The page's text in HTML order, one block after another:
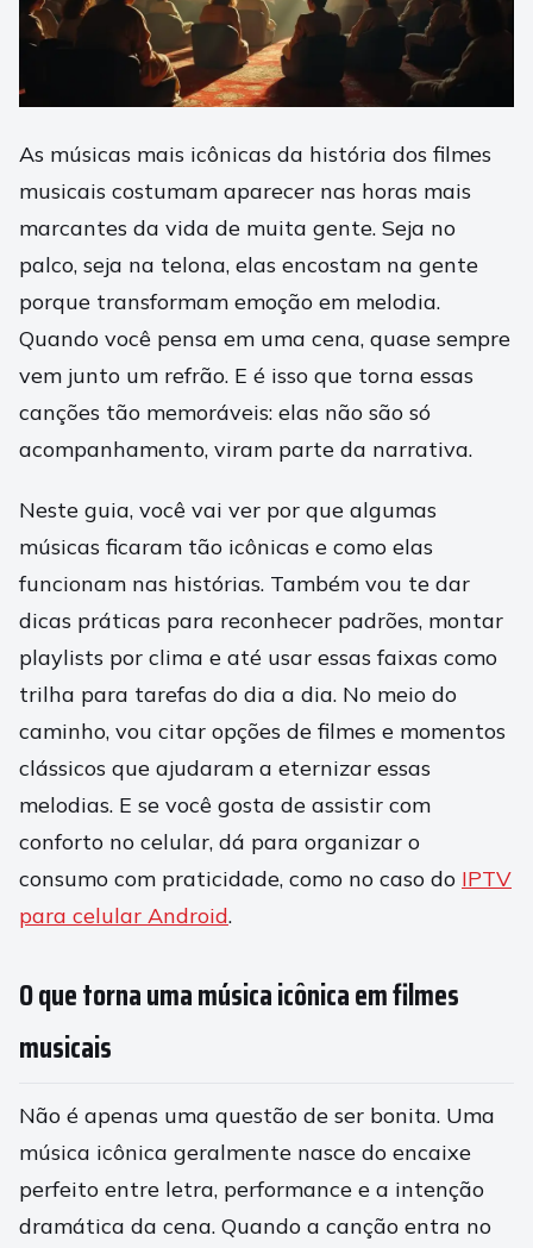
As músicas mais icônicas da história dos filmes
musicais costumam aparecer nas horas mais
marcantes da vida de muita gente. Seja no
palco, seja na telona, elas encostam na gente
porque transformam emoção em melodia.
Quando você pensa em uma cena, quase sempre
vem junto um refrão. E é isso que torna essas
canções tão memoráveis: elas não são só
acompanhamento, viram parte da narrativa.
Neste guia, você vai ver por que algumas
músicas ficaram tão icônicas e como elas
funcionam nas histórias. Também vou te dar
dicas práticas para reconhecer padrões, montar
playlists por clima e até usar essas faixas como
trilha para tarefas do dia a dia. No meio do
caminho, vou citar opções de filmes e momentos
clássicos que ajudaram a eternizar essas
melodias. E se você gosta de assistir com
conforto no celular, dá para organizar o
consumo com praticidade, como no caso do IPTV
para celular Android.
O que torna uma música icônica em filmes
musicais
Não é apenas uma questão de ser bonita. Uma
música icônica geralmente nasce do encaixe
perfeito entre letra, performance e a intenção
dramática da cena. Quando a canção entra no